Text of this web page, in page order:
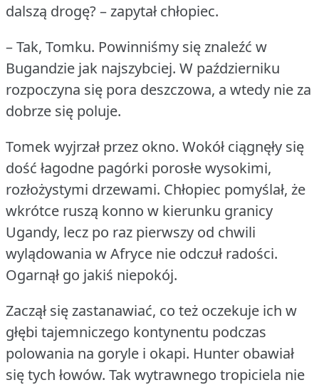
dalszą drogę?– zapytał chłopiec.
– Tak, Tomku. Powinniśmy się znaleźć w
Bugandzie jak najszybciej. W październiku
rozpoczyna się pora deszczowa, a wtedy nie za
dobrze się poluje.
Tomek wyjrzał przez okno. Wokół ciągnęły się
dość łagodne pagórki porosłe wysokimi,
rozłożystymi drzewami. Chłopiec pomyślał, że
wkrótce ruszą konno w kierunku granicy
Ugandy, lecz po raz pierwszy od chwili
wylądowania w Afryce nie odczuł radości.
Ogarnął go jakiś niepokój.
Zaczął się zastanawiać, co też oczekuje ich w
głębi tajemniczego kontynentu podczas
polowania na goryle i okapi. Hunter obawiał
się tych łowów. Tak wytrawnego tropiciela nie